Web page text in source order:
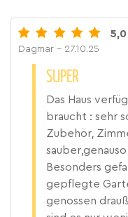
5,0
Dagmar - 27.10.25
SUPER
Das Haus
braucht : sehr
Zubehör,
Besonders
gepflegte
genossen